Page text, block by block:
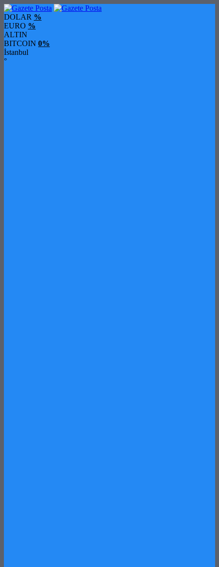
DOLAR %
EURO %
ALTIN
BITCOIN 0%
İstanbul
°